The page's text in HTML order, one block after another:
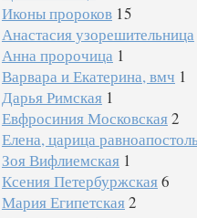
Иконы пророков 15
Анастасия узорешительница
Анна пророчица 1
Варвара и Екатерина, вмч 1
Дарья Римская 1
Евфросиния Московская2
Елена, царица
Зоя Вифлиемская 1
Ксения Петербуржская6
Мария Египетская2